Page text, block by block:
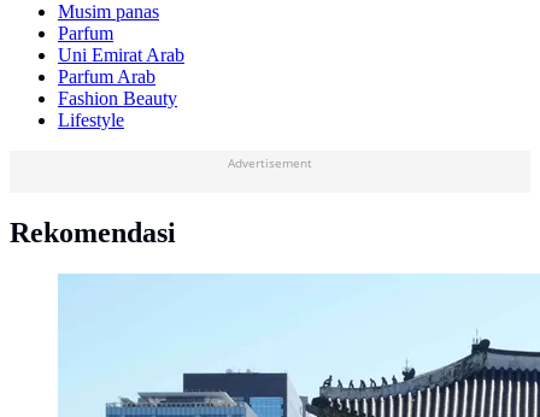
Musim panas
Parfum
Uni Emirat Arab
Parfum Arab
Fashion Beauty
Lifestyle
Advertisement
Rekomendasi